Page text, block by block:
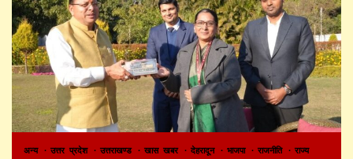
अन्य उत्तर प्रदेश उत्तराखण्ड खास खबर देहरादून भाजपा राजनीति राज्य